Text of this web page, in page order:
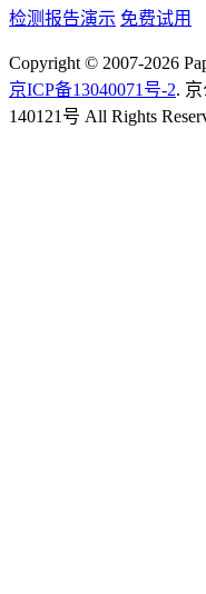
检测报告演示 免费试用
Copyright © 2007-2026
京ICP备13040071号-2.
140121号 All Rights